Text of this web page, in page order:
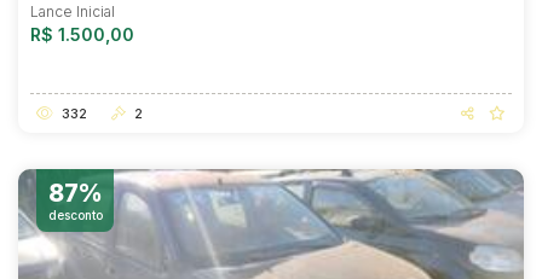
Lance Inicial
R$ 1.500,00
332 2
87%
desconto